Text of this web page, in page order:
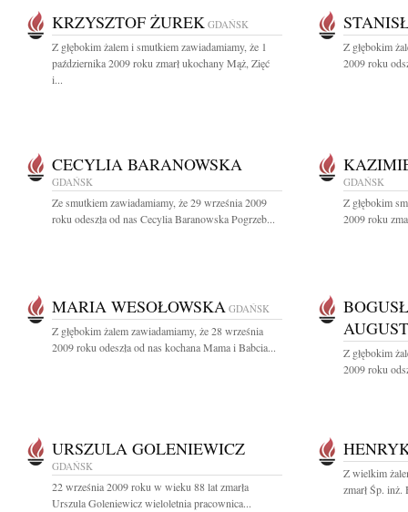
KRZYSZTOF ŻUREK GDAŃSK
Z głębokim żalem i smutkiem zawiadamiamy, że 1
października 2009 roku zmarł ukochany Mąż, Zięć
i...
Z głębokim
2009 roku
CECYLIA BARANOWSKA
GDAŃSK
Ze smutkiem zawiadamiamy, że 29 września 2009
roku odeszła od nas Cecylia Baranowska Pogrzeb...
GDAŃSK
Z głębokim
2009 roku
MARIA WESOŁOWSKA GDAŃSK
Z głębokim żalem zawiadamiamy, że 28 września
2009 roku odeszła od nas kochana Mama i Babcia...
Z głębokim
2009 roku
URSZULA GOLENIEWICZ
GDAŃSK
22 września 2009 roku w wieku 88 lat zmarła
Urszula Goleniewicz wieloletnia pracownica...
Z wielkim
zmarł Śp.